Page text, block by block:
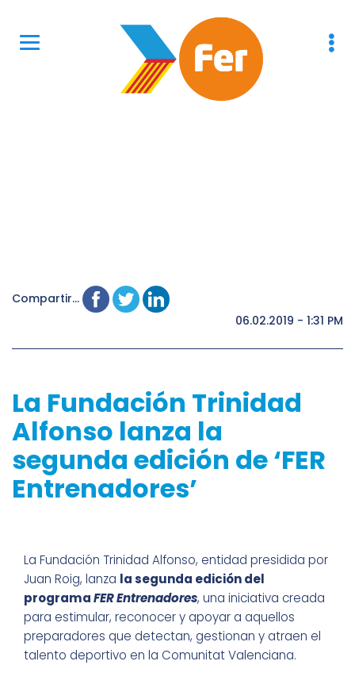
Compartir...
06.02.2019 - 1:31 PM
La Fundación Trinidad
Alfonso lanza la
segunda edición de ‘FER
Entrenadores’
La Fundación Trinidad Alfonso, entidad presidida por
Juan Roig, lanza la segunda edición del
programaFER Entrenadores, una iniciativa creada
para estimular, reconocer y apoyar a aquellos
preparadores que detectan, gestionan y atraen el
talento deportivo en la Comunitat Valenciana.